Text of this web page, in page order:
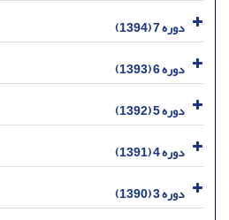
دوره 7 (1394)
دوره 6 (1393)
دوره 5 (1392)
دوره 4 (1391)
دوره 3 (1390)